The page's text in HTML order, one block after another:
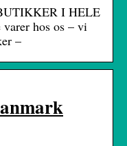
I HELE
hos os – vi
–